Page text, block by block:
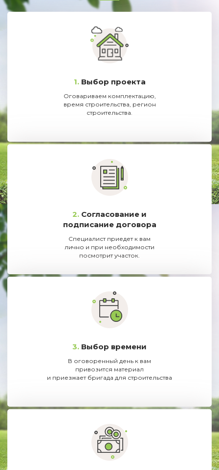
1. Выбор проекта
Оговариваем комплектацию,
время строительства, регион
строительства.
2. Согласование и
подписание договора
Специалист приедет к вам
лично и при необходимости
посмотрит участок.
3. Выбор времени
В оговоренный день к вам
привозится материал
и приезжает бригада для строительства